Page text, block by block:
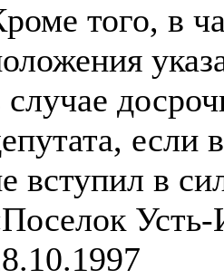
того, в
случае
если
вступил в